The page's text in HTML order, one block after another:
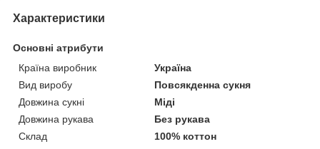
Характеристики
Основні атрибути
Країна виробник
Україна
Вид виробу
Повсякденна сукня
Довжина сукні
Міді
Довжина рукава
Без рукава
Склад
100% коттон